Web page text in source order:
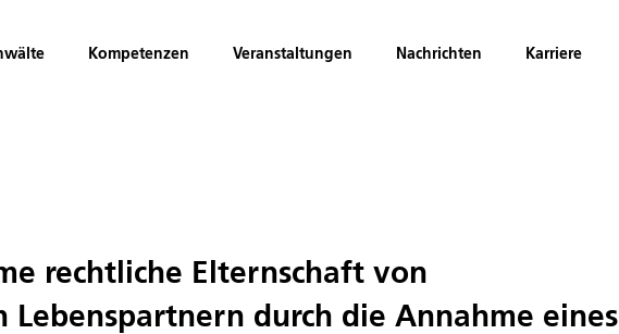
Kompetenzen Veranstaltungen Nachrichten Karriere
rechtliche Elternschaft von
Lebenspartnern durch die Annahme eines